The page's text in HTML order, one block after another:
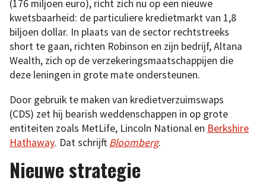
(176 miljoen euro), richt zich nu op een nieuwe
kwetsbaarheid: de particuliere kredietmarkt van 1,8
biljoen dollar. In plaats van de sector rechtstreeks
short te gaan, richten Robinson en zijn bedrijf, Altana
Wealth, zich op de verzekeringsmaatschappijen die
deze leningen in grote mate ondersteunen.
Door gebruik te maken van kredietverzuimswaps
(CDS) zet hij bearish weddenschappen in op grote
entiteiten zoals MetLife, Lincoln National en Berkshire
Hathaway. Dat schrijft Bloomberg.
Nieuwe strategie